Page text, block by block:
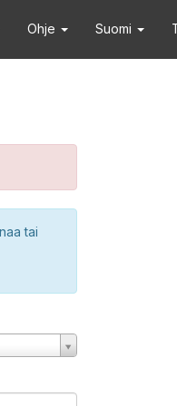
Ohje Suomi
tai